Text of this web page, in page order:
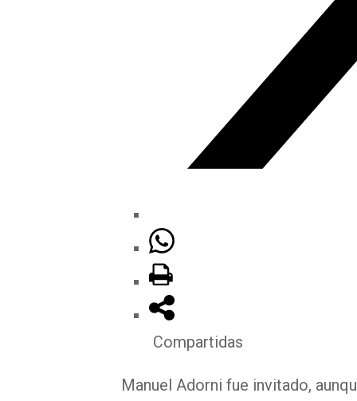
Compartidas
Manuel Adorni fue invitado,